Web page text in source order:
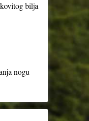
bilja
nogu